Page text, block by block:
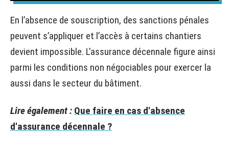
En l’absence de souscription, des sanctions pénales
peuvent s’appliquer et l’accès à certains chantiers
devient impossible. L’assurance décennale figure ainsi
parmi les conditions non négociables pour exercer la
aussi dans le secteur du bâtiment.
Lire également : Que faire en cas d'absence
d'assurance décennale ?